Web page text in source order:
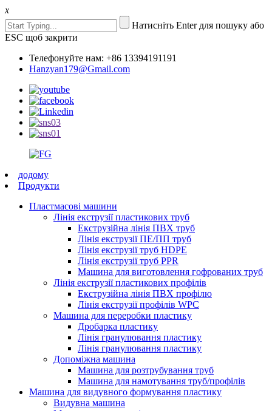
x
Натисніть Enter для пошуку або
ESC щоб закрити
Телефонуйте нам: +86 13394191191
Hanzyan179@Gmail.com
додому
Продукти
Пластмасові машини
Лінія екструзії пластикових труб
Екструзійна лінія ПВХ труб
Лінія екструзії ПЕ/ПП труб
Лінія екструзії труб HDPE
Лінія екструзії труб PPR
Машина для виготовлення гофрованих труб
Лінія екструзії пластикових профілів
Екструзійна лінія ПВХ профілю
Лінія екструзії профілів WPC
Машина для переробки пластику
Дробарка пластику
Лінія гранулювання пластику
Лінія гранулювання пластику
Допоміжна машина
Машина для розтрубування труб
Машина для намотування труб/профілів
Машина для видувного формування пластику
Видувна машина